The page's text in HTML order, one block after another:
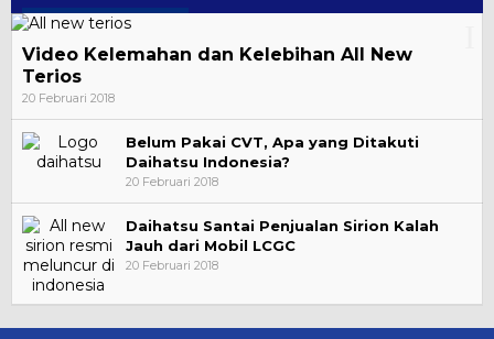
Video Kelemahan dan Kelebihan All New
Terios
20 Februari 2018
Belum Pakai CVT, Apa yang Ditakuti
Daihatsu Indonesia?
20 Februari 2018
Daihatsu Santai Penjualan Sirion Kalah
Jauh dari Mobil LCGC
20 Februari 2018